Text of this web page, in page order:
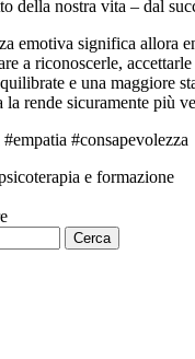
della nostra vita – dal
emotiva significa allora
a riconoscerle,
e una maggiore
rende sicuramente più
#consapevolezza
e formazione